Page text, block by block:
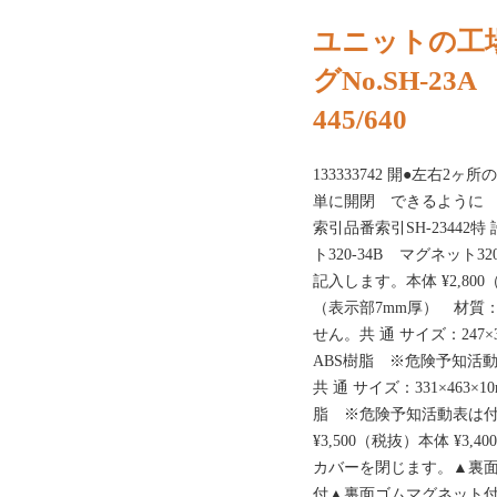
ユニットの工
グNo.SH-23A
445/640
133333742 開●左右2ヶ
単に開閉 できるように
索引品番索引SH-23442
ト320-34B マグネット
記入します。本体 ¥2,800
（表示部7mm厚） 材
せん。共 通 サイズ：
ABS樹脂 ※危険予知活動
共 通 サイズ：
脂 ※危険予知活動表は
¥3,500（税抜）本体
カバーを閉じます。▲裏